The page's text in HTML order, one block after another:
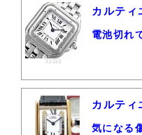
33333
カルテ
電池切れ
カルテ
気になる